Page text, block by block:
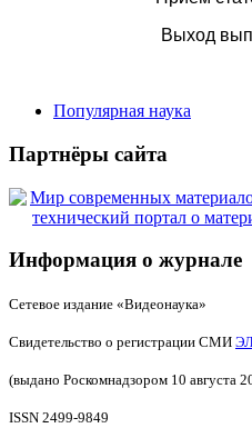
Выход
Популярная наука
Партнёры сайта
Информация о журнале
Сетевое издание «Видеонаука»
Свидетельство о регистрации СМИ
(выдано Роскомнадзором 10 августа
ISSN 2499-9849